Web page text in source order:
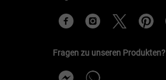
Fragen zu unseren Produkten?